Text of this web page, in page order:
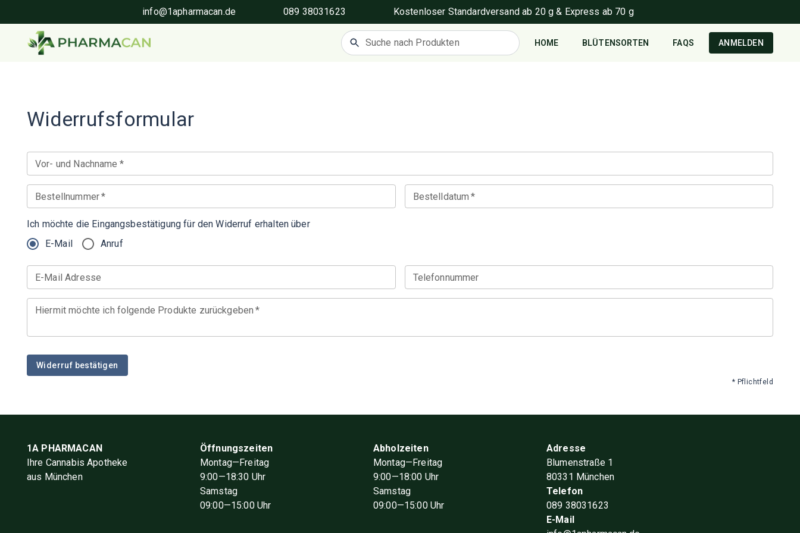
info@1apharmacan.de 089 38031623 Kostenloser Standardversand ab 20 g & Express ab 70 g
HOME BLÜTENSORTEN FAQS ANMELDEN
Widerrufsformular
Vor- und Nachname *
Bestellnummer* Bestelldatum *
Ich möchte die Eingangsbestätigung für den Widerruf erhalten über
E-Mail
Anruf
E-Mail Adresse Telefonnummer
Hiermit möchte ich folgende Produkte zurückgeben *
Widerruf bestätigen
* Pflichtfeld
1A PHARMACAN
Ihre Cannabis Apotheke
aus München
Öffnungszeiten
Montag—Freitag
9:00—18:30 Uhr
Samstag
09:00—15:00Uhr
Abholzeiten
Montag—Freitag
9:00—18:00 Uhr
Samstag
09:00—15:00Uhr
Adresse
Blumenstraße 1
80331 München
Telefon
089 38031623
E-Mail